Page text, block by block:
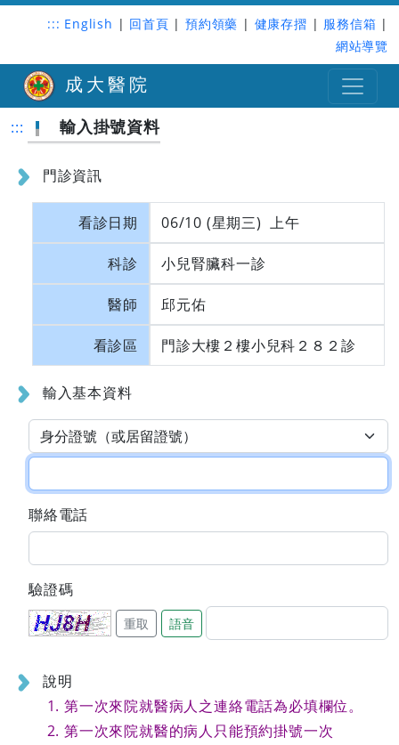
::: English | 回首頁 | 預約領藥 | 健康存摺 | 服務信箱 |
網站導覽
成大醫院
::: 輸入掛號資料
門診資訊
看診日期 06/10 (星期三) 上午
科診 小兒腎臟科一診
醫師 邱元佑
看診區 門診大樓２樓小兒科２８２診
輸入基本資料
聯絡電話
驗證碼
重取 語音
說明
第一次來院就醫病人之連絡電話為必填欄位。
第一次來院就醫的病人只能預約掛號一次